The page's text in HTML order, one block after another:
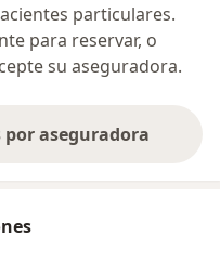
particulares.
para reservar, o
su aseguradora.
por aseguradora